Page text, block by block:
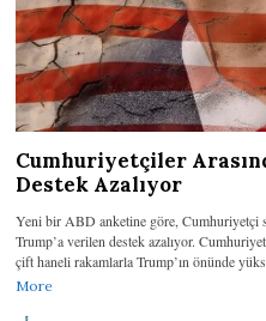
Cumhuriyetçiler
Destek Azalıyor
Yeni bir ABD anketine göre, Cumhuriyetçi
Trump’a verilen destek azalıyor.
çift haneli rakamlarla Trump’ın önünde
More